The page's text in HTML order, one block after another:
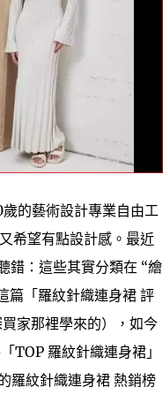
的藝術設計專業自由工
希望有點設計感。最近
：這些其實分類在 “繪
篇「羅紋針織連身裙 評
家那裡學來的），如今
TOP 羅紋針織連身裙」
羅紋針織連身裙 熱銷榜